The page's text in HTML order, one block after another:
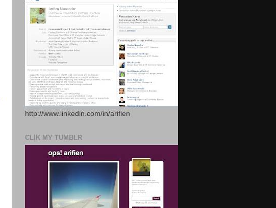
http://www.linkedin.com/in/arifien
CLIK MY TUMBLR